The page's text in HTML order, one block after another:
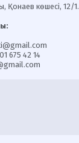
Қонаев көшесі, 12/1.
675 42 14